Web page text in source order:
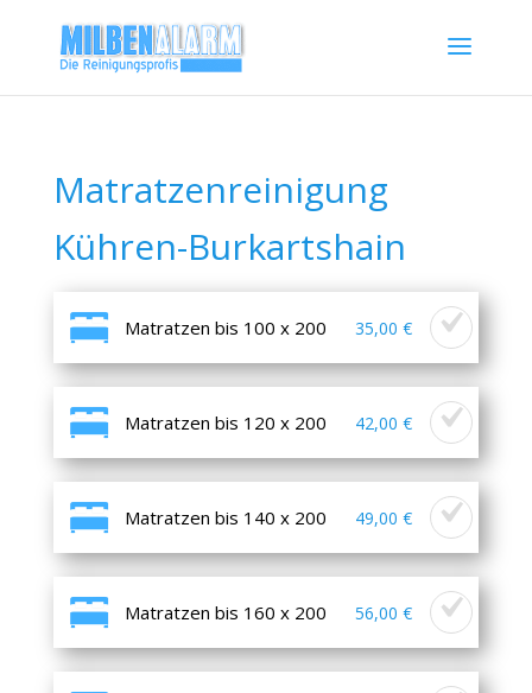
Matratzenreinigung
Kühren-Burkartshain
Matratzen bis 100 x 200 35,00 €
Matratzen bis 120 x 200 42,00 €
Matratzen bis 140 x 200 49,00 €
Matratzen bis 160 x 200 56,00 €